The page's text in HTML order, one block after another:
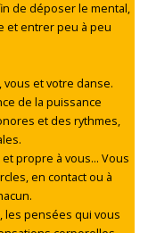
de déposer le mental,
et entrer peu à peu
et votre danse.
de la puissance
et des rythmes,
propre à vous… Vous
en contact ou à
les pensées qui vous